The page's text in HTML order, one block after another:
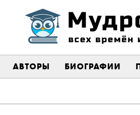
АВТОРЫ БИОГРАФИИ